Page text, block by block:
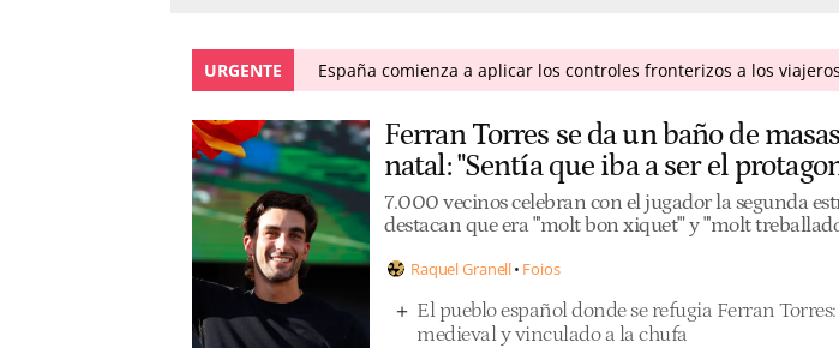
URGENTE España comienza a aplicar los controles fronterizos a los
Ferran Torres se da un baño de
natal: "Sentía que iba a ser el
7.000 vecinos celebran con el jugador la segunda
destacan que era "'molt bon xiquet'" y "'molt
Raquel Granell Foios
El pueblo español donde se refugia Ferran
medieval y vinculado a la chufa